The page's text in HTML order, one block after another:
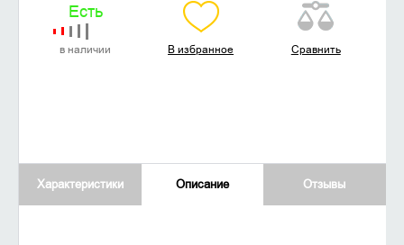
Есть
в наличии В избранное Сравнить
Характеристики Описание Отзывы